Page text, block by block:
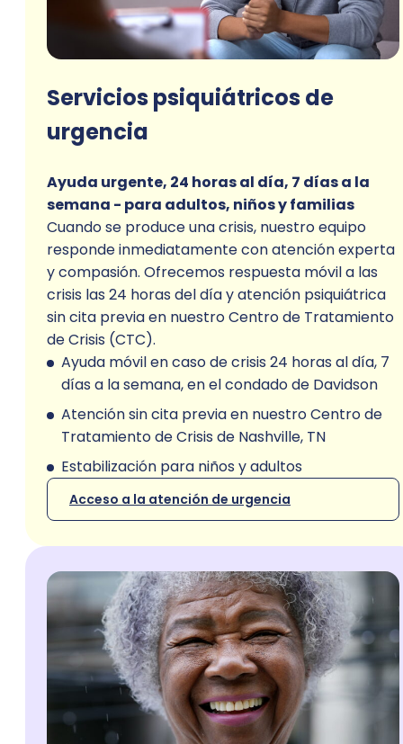
Servicios psiquiátricos de
urgencia
Ayuda urgente, 24 horas al día, 7 días a la
semana - para adultos, niños y familias
Cuando se produce una crisis, nuestro equipo
responde inmediatamente con atención experta
y compasión. Ofrecemos respuesta móvil a las
crisis las 24 horas del día y atención psiquiátrica
sin cita previa en nuestro Centro de Tratamiento
de Crisis (CTC).
Ayuda móvil en caso de crisis 24 horas al día, 7
días a la semana, en el condado de Davidson
Atención sin cita previa en nuestro Centro de
Tratamiento de Crisis de Nashville, TN
Estabilización para niños y adultos
Acceso a la atención de urgencia